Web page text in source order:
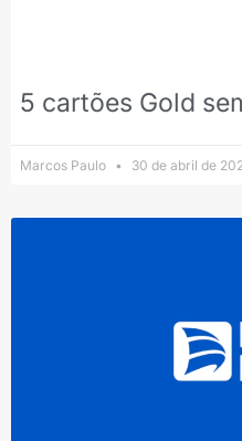
5 cartões Gold
Marcos Paulo 30 de abril de